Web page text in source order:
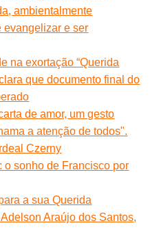
ambientalmente
evangelizar e ser
na exortação “Querida
que documento final do
de amor, um gesto
a atenção de todos".
Czerny
o sonho de Francisco por
a sua Querida
Araújo dos Santos,